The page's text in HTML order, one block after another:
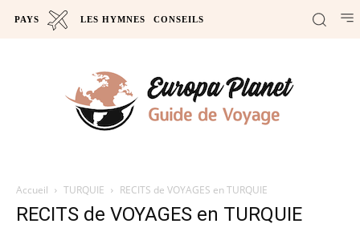
PAYS LES HYMNES CONSEILS
Accueil TURQUIE RECITS de VOYAGES en TURQUIE
RECITS de VOYAGES en TURQUIE